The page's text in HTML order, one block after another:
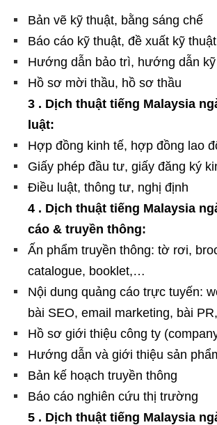
Bản vẽ kỹ thuật, bằng sáng chế
Báo cáo kỹ thuật, đề xuất kỹ thuật
Hướng dẫn bảo trì, hướng dẫn
Hồ sơ mời thầu, hồ sơ thầu
3 . Dịch thuật tiếng Malaysia
luật:
Hợp đồng kinh tế, hợp đồng lao
Giấy phép đầu tư, giấy đăng ký
Điều luật, thông tư, nghị định
4 . Dịch thuật tiếng Malaysia
cáo & truyền thông:
Ấn phẩm truyền thông: tờ rơi,
catalogue, booklet,…
Nội dung quảng cáo trực tuyến:
bài SEO, email marketing, bài
Hồ sơ giới thiệu công ty
Hướng dẫn và giới thiệu sản
Bản kế hoạch truyền thông
Báo cáo nghiên cứu thị trường
5 . Dịch thuật tiếng Malaysia